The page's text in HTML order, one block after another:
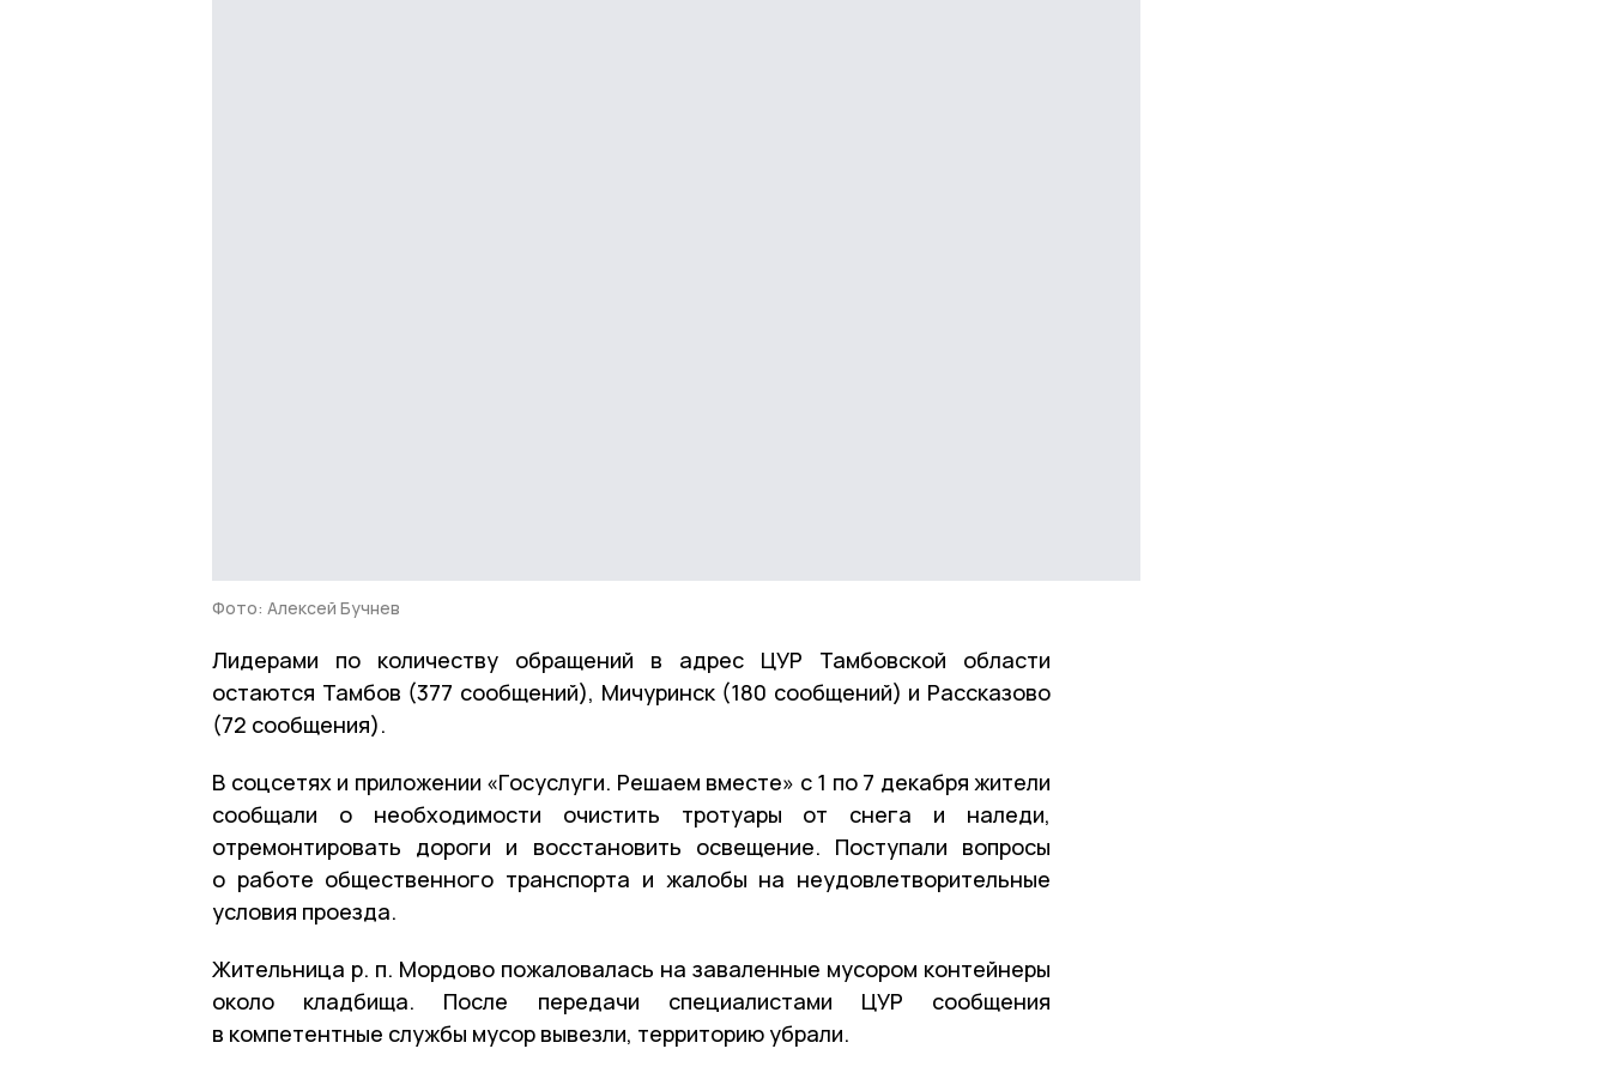
Фото: Алексей Бучнев
Лидерами по количеству обращений в адрес ЦУР Тамбовской области
остаются Тамбов (377 сообщений), Мичуринск (180 сообщений) и Рассказово
(72 сообщения).
В соцсетях и приложении «Госуслуги. Решаем вместе» с 1 по 7 декабря жители
сообщали о необходимости очистить тротуары от снега и наледи,
отремонтировать дороги и восстановить освещение. Поступали вопросы
о работе общественного транспорта и жалобы на неудовлетворительные
условия проезда.
Жительница р. п. Мордово пожаловалась на заваленные мусором контейнеры
около кладбища. После передачи специалистами ЦУР сообщения
в компетентные службы мусор вывезли, территорию убрали.